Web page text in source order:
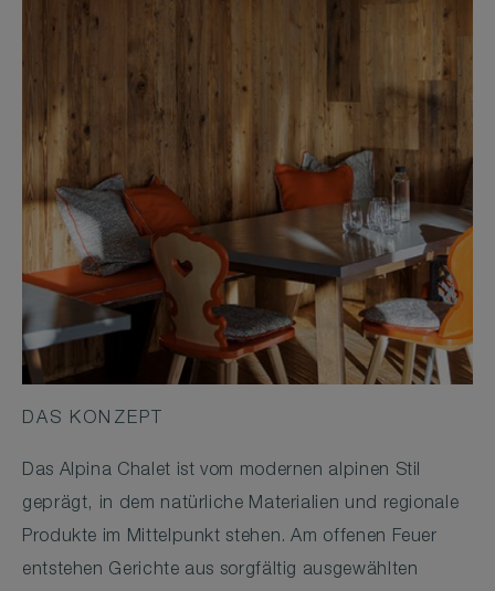
DAS KONZEPT
Das Alpina Chalet ist vom modernen alpinen Stil
geprägt, in dem natürliche Materialien und regionale
Produkte im Mittelpunkt stehen. Am offenen Feuer
entstehen Gerichte aus sorgfältig ausgewählten